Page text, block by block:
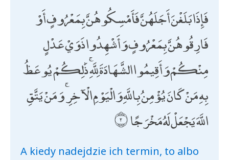
فَإِذَا بَلَغْنَ أَجَلَهُنَّ فَأَمْسِكُوهُنَّ بِمَعْرُوفٍ أَوْ
فَارِقُوهُنَّ بِمَعْرُوفٍ وَأَشْهِدُوا ذَوَيْ عَدْلٍ
مِنْكُمْ وَأَقِيمُوا الشَّهَادَةَ لِلَّهِ ۚ ذَٰلِكُمْ يُوعَظُ
بِهِ مَنْ كَانَ يُؤْمِنُ بِاللَّهِ وَالْيَوْمِ الْآخِرِ ۚ وَمَنْ يَتَّقِ
اللَّهَ يَجْعَلْ لَهُ مَخْرَجًا
A kiedy nadejdzie ich termin, to albo